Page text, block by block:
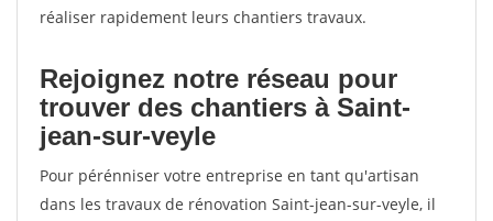
réaliser rapidement leurs chantiers travaux.
Rejoignez notre réseau pour
trouver des chantiers à Saint-
jean-sur-veyle
Pour pérénniser votre entreprise en tant qu'artisan
dans les travaux de rénovation Saint-jean-sur-veyle, il